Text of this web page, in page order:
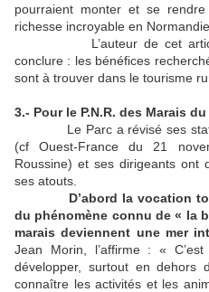
pourraient monter et se
richesse incroyable en
L’auteur de cet article-
conclure : les bénéfices
sont à trouver dans le tourisme
3.- Pour le P.N.R. des Marais
Le Parc a révisé ses
(cf Ouest-France du 21
Roussine) et ses dirigeants
ses atouts.
D’abord la vocation
du phénomène connu de « la
marais deviennent une mer
Jean Morin, l’affirme : «
développer, surtout en dehors
connaître les activités et les